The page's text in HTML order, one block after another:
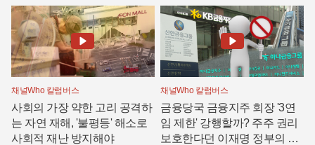
채널Who 칼럼버스
사회의 가장 약한 고리 공격하
는 자연 재해, '불평등' 해소로
사회적 재난 방지해야
채널Who 칼럼버스
금융당국 금융지주 회장 '3연
임 제한' 강행할까? 주주 권리
보호한다던 이재명 정부의 모